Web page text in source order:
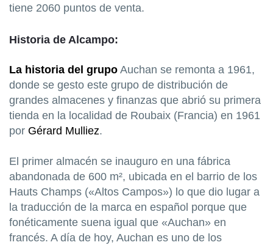
tiene 2060 puntos de venta.
Historia de Alcampo:
La historia del grupo Auchan se remonta a 1961,
donde se gesto este grupo de distribución de
grandes almacenes y finanzas que abrió su primera
tienda en la localidad de Roubaix (Francia) en 1961
por Gérard Mulliez.
El primer almacén se inauguro en una fábrica
abandonada de 600 m², ubicada en el barrio de los
Hauts Champs («Altos Campos») lo que dio lugar a
la traducción de la marca en español porque que
fonéticamente suena igual que «Auchan» en
francés. A día de hoy, Auchan es uno de los